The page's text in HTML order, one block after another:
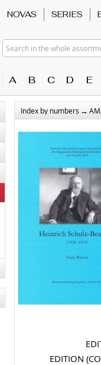
NOVAS SERIES
Search in the whole
A B C D E
Index by numbers →
EDITION